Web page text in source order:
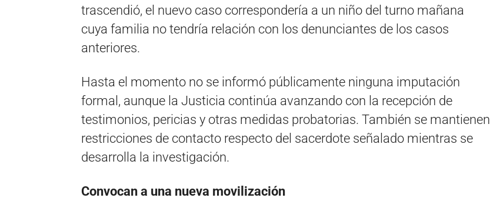
trascendió, el nuevo caso correspondería a un niño del turno mañana
cuya familia no tendría relación con los denunciantes de los casos
anteriores.
Hasta el momento no se informó públicamente ninguna imputación
formal, aunque la Justicia continúa avanzando con la recepción de
testimonios, pericias y otras medidas probatorias. También se mantienen
restricciones de contacto respecto del sacerdote señalado mientras se
desarrolla la investigación.
Convocan a una nueva movilización